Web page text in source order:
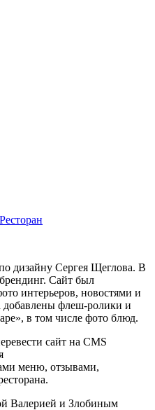
Ресторан
дизайну Сергея Щеглова. В
Сайт был
интерьеров, новостями и
добавлены флеш-ролики и
в том числе фото блюд.
сайт на CMS
меню, отзывами,
Валерией и Злобиным